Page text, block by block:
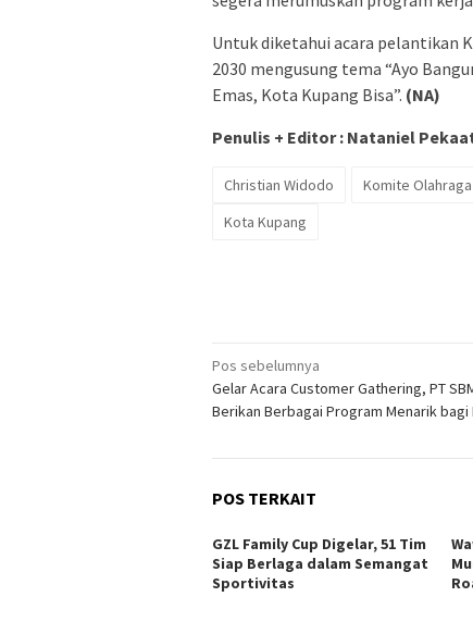
Untuk diketahui acara pelantikan
2030 mengusung tema “Ayo
Emas, Kota Kupang Bisa”. (NA)
Penulis + Editor : Nataniel
Christian Widodo Komite
Kota Kupang
Navigasi
pos
Pos sebelumnya
Gelar Acara Customer Gathering, PT
Berikan Berbagai Program Menarik bagi
POS TERKAIT
GZL Family Cup Digelar, 51 Tim
Siap Berlaga dalam Semangat
Sportivitas